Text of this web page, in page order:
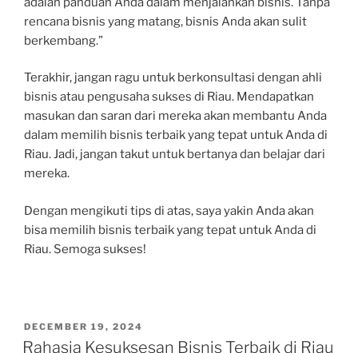
rencana bisnis yang matang, bisnis Anda akan sulit
berkembang.”
Terakhir, jangan ragu untuk berkonsultasi dengan ahli
bisnis atau pengusaha sukses di Riau. Mendapatkan
masukan dan saran dari mereka akan membantu Anda
dalam memilih bisnis terbaik yang tepat untuk Anda di
Riau. Jadi, jangan takut untuk bertanya dan belajar dari
mereka.
Dengan mengikuti tips di atas, saya yakin Anda akan
bisa memilih bisnis terbaik yang tepat untuk Anda di
Riau. Semoga sukses!
POSTED
ON
DECEMBER 19, 2024
Rahasia Kesuksesan Bisnis Terbaik di Riau